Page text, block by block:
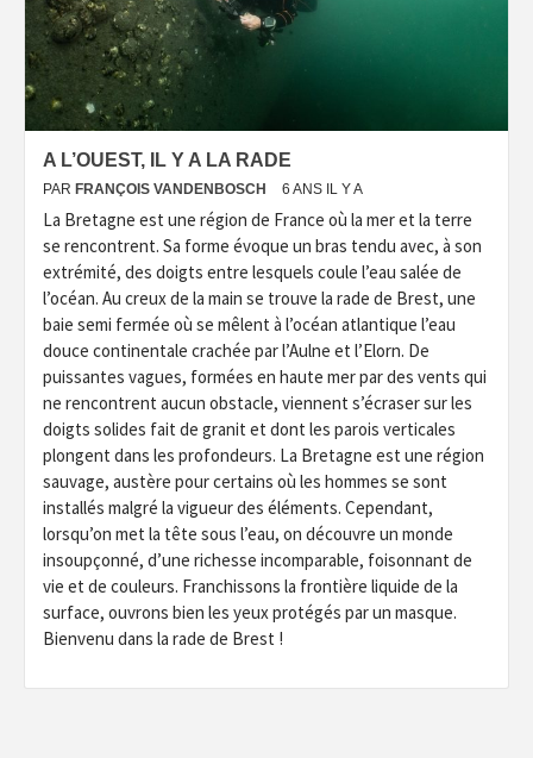
A L’OUEST, IL Y A LA RADE
PAR FRANÇOIS VANDENBOSCH 6 ANS IL Y A
La Bretagne est une région de France où la mer et la terre
se rencontrent. Sa forme évoque un bras tendu avec, à son
extrémité, des doigts entre lesquels coule l’eau salée de
l’océan. Au creux de la main se trouve la rade de Brest, une
baie semi fermée où se mêlent à l’océan atlantique l’eau
douce continentale crachée par l’Aulne et l’Elorn. De
puissantes vagues, formées en haute mer par des vents qui
ne rencontrent aucun obstacle, viennent s’écraser sur les
doigts solides fait de granit et dont les parois verticales
plongent dans les profondeurs. La Bretagne est une région
sauvage, austère pour certains où les hommes se sont
installés malgré la vigueur des éléments. Cependant,
lorsqu’on met la tête sous l’eau, on découvre un monde
insoupçonné, d’une richesse incomparable, foisonnant de
vie et de couleurs. Franchissons la frontière liquide de la
surface, ouvrons bien les yeux protégés par un masque.
Bienvenu dans la rade de Brest !